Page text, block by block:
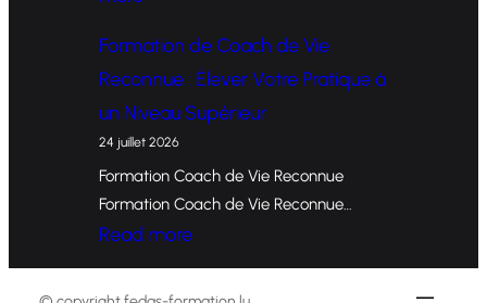
t
u
n
i
Formation de Coach de Vie
Reconnue : Élever Votre Pratique à
un Niveau Supérieur
24 juillet 2026
Formation Coach de Vie Reconnue
Formation Coach de Vie Reconnue…
Read more:
F